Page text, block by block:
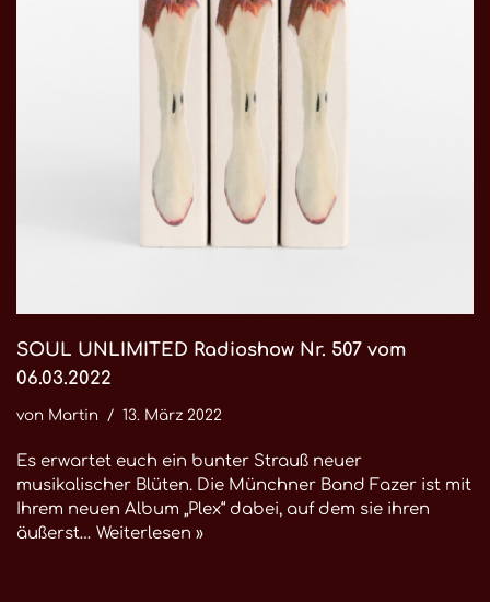
SOUL UNLIMITED Radioshow Nr. 507 vom
06.03.2022
von Martin 13. März 2022
Es erwartet euch ein bunter Strauß neuer
musikalischer Blüten. Die Münchner Band Fazer ist mit
Ihrem neuen Album „Plex“ dabei, auf dem sie ihren
äußerst… Weiterlesen »